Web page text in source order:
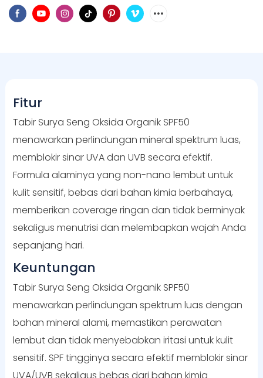
Fitur
Tabir Surya Seng Oksida Organik SPF50
menawarkan perlindungan mineral spektrum luas,
memblokir sinar UVA dan UVB secara efektif.
Formula alaminya yang non-nano lembut untuk
kulit sensitif, bebas dari bahan kimia berbahaya,
memberikan coverage ringan dan tidak berminyak
sekaligus menutrisi dan melembapkan wajah Anda
sepanjang hari.
Keuntungan
Tabir Surya Seng Oksida Organik SPF50
menawarkan perlindungan spektrum luas dengan
bahan mineral alami, memastikan perawatan
lembut dan tidak menyebabkan iritasi untuk kulit
sensitif. SPF tingginya secara efektif memblokir sinar
UVA/UVB sekaligus bebas dari bahan kimia